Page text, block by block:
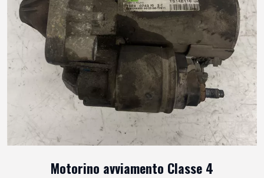
Motorino avviamento Classe 4